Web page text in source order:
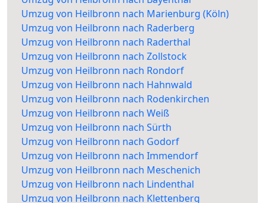
Umzug von Heilbronn nach Marienburg (Köln)
Umzug von Heilbronn nach Raderberg
Umzug von Heilbronn nach Raderthal
Umzug von Heilbronn nach Zollstock
Umzug von Heilbronn nach Rondorf
Umzug von Heilbronn nach Hahnwald
Umzug von Heilbronn nach Rodenkirchen
Umzug von Heilbronn nach Weiß
Umzug von Heilbronn nach Sürth
Umzug von Heilbronn nach Godorf
Umzug von Heilbronn nach Immendorf
Umzug von Heilbronn nach Meschenich
Umzug von Heilbronn nach Lindenthal
Umzug von Heilbronn nach Klettenberg